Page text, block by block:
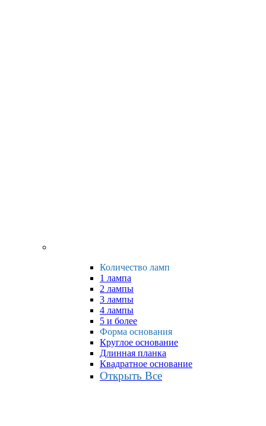
Количество ламп
1 лампа
2 лампы
3 лампы
4 лампы
5 и более
Форма основания
Круглое основание
Длинная планка
Квадратное основание
Открыть Все